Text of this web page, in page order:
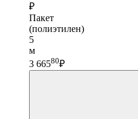
₽
Пакет
(полиэтилен)
5
м
3 66580₽